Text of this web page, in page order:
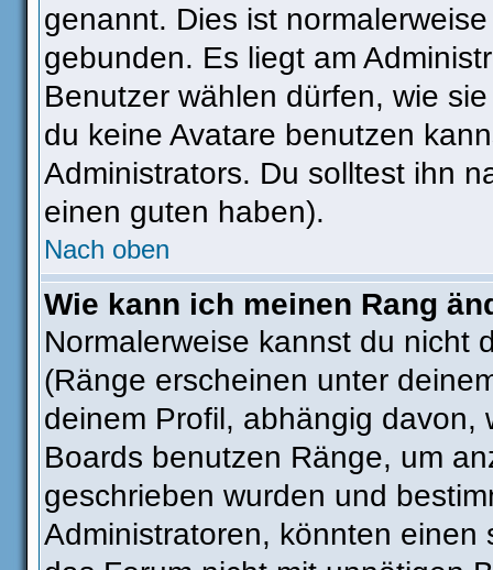
genannt. Dies ist
gebunden. Es liegt am
Benutzer wählen dürfen, wie
du keine Avatare benutzen
Administrators. Du solltest ihn
einen guten haben).
Nach oben
Wie kann ich meinen Rang
Normalerweise kannst du nicht
(Ränge erscheinen unter
deinem Profil, abhängig
Boards benutzen Ränge, um
geschrieben wurden und
Administratoren, könnten